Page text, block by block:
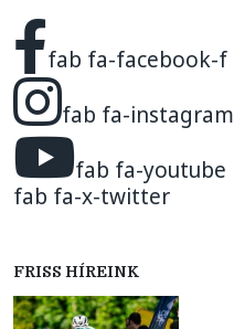
fab fa-facebook-f
fab fa-instagram
fab fa-youtube
fab fa-x-twitter
FRISS HÍREINK